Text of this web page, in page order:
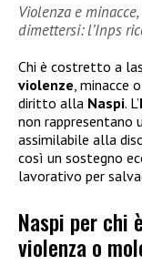
Violenza e
dimettersi: l’Inps
Chi è costretto a
violenze , minacce
diritto alla Naspi. L’
non rappresentano
assimilabile alla
così un sostegno
lavorativo per
Naspi per chi
violenza o